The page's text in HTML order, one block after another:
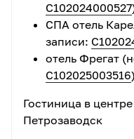
С102024000527
СПА отель
записи:
отель Фрегат
С102025003516)
Гостиница в
Петрозаводск